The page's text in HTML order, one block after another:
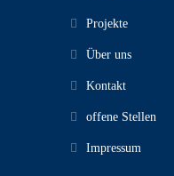
Projekte
Über uns
Kontakt
offene Stellen
Impressum